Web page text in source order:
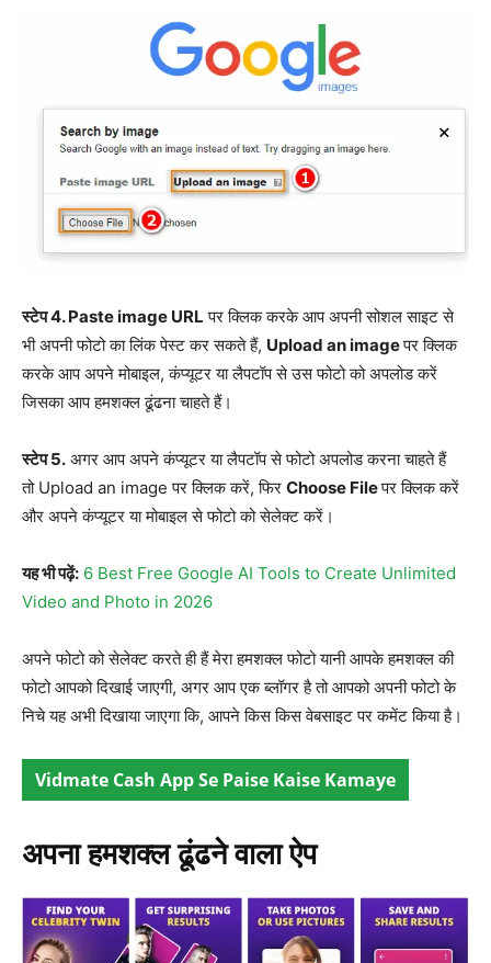
स्टेप 4. Paste image URL पर क्लिक करके आप अपनी सोशल साइट से
भी अपनी फोटो का लिंक पेस्ट कर सकते हैं, Upload an imageपर क्लिक
करके आप अपने मोबाइल, कंप्यूटर या लैपटॉप से उस फोटो को अपलोड करें
जिसका आप हमशक्ल ढूंढना चाहते हैं।
स्टेप 5. अगर आप अपने कंप्यूटर या लैपटॉप से फोटो अपलोड करना चाहते हैं
तो Upload an image पर क्लिक करें, फिर Choose Fileपर क्लिक करें
और अपने कंप्यूटर या मोबाइल से फोटो को सेलेक्ट करें।
यह भी पढ़ें: 6 Best Free Google AI Tools to Create Unlimited
Video and Photo in 2026
अपने फोटो को सेलेक्ट करते ही हैं मेरा हमशक्ल फोटो यानी आपके हमशक्ल की
फोटो आपको दिखाई जाएगी, अगर आप एक ब्लॉगर है तो आपको अपनी फोटो के
निचे यह अभी दिखाया जाएगा कि, आपने किस किस वेबसाइट पर कमेंट किया है।
Vidmate Cash App Se Paise Kaise Kamaye
अपना हमशक्ल ढूंढने वाला ऐप